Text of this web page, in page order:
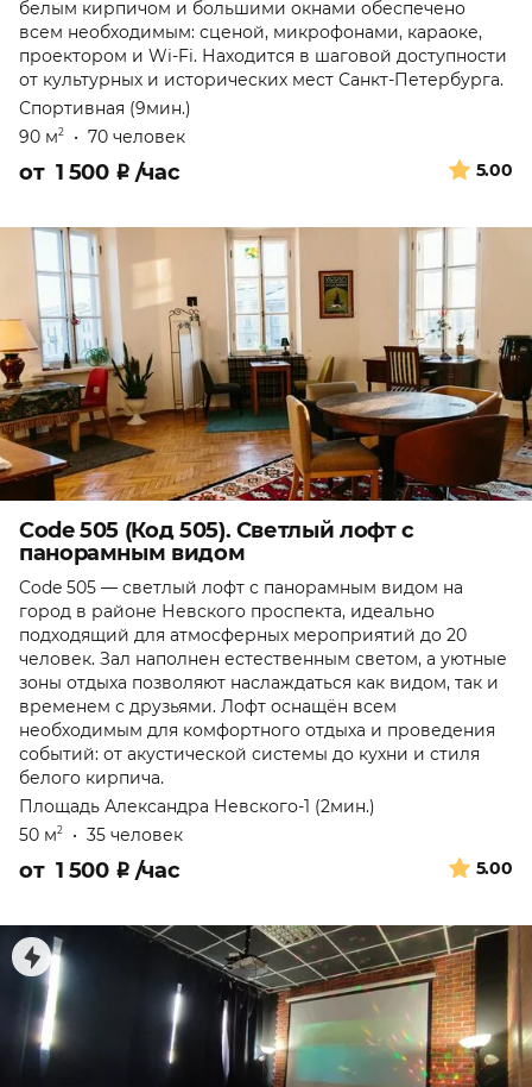
белым кирпичом и большими окнами обеспечено
всем необходимым: сценой, микрофонами, караоке,
проектором и Wi-Fi. Находится в шаговой доступности
от культурных и исторических мест Санкт-Петербурга.
Спортивная (9мин.)
90 м2 • 70 человек
5.00
от 1 500 ₽ /час
Code 505 (Код 505). Светлый лофт с
панорамным видом
Code 505 — светлый лофт с панорамным видом на
город в районе Невского проспекта, идеально
подходящий для атмосферных мероприятий до 20
человек. Зал наполнен естественным светом, а уютные
зоны отдыха позволяют наслаждаться как видом, так и
временем с друзьями. Лофт оснащён всем
необходимым для комфортного отдыха и проведения
событий: от акустической системы до кухни и стиля
белого кирпича.
Площадь Александра Невского-1 (2мин.)
50 м2 • 35 человек
5.00
от 1 500 ₽ /час